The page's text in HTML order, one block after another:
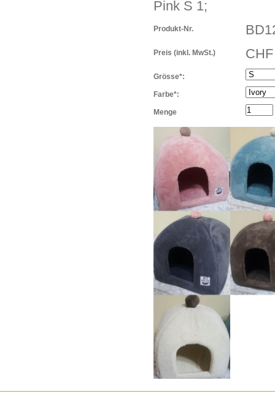
Pink S 1;
Produkt-Nr.
Preis (inkl. MwSt.)
Grösse*:
Farbe*:
Menge